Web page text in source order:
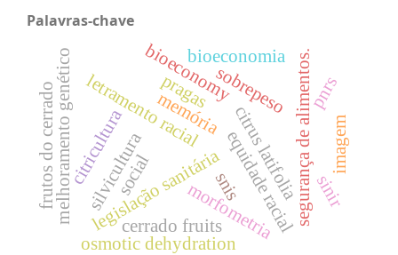
Palavras-chave
equidade racial
letramento racial segurança de alimentos.
legislação sanitáriacitrus latifolia
citricultura
melhoramento genético pragas
morfometria
silvicultura
sobrepeso
bioeconomy
cerrado fruits
osmotic dehydration
bioeconomia
frutos do cerrado pnrs
snis sinir
memória
imagem
social